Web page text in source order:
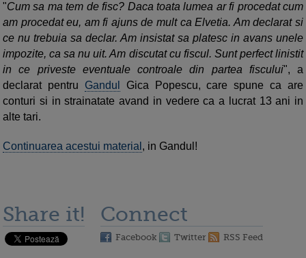
"Cum sa ma tem de fisc? Daca toata lumea ar fi procedat cum
am procedat eu, am fi ajuns de mult ca Elvetia. Am declarat si
ce nu trebuia sa declar. Am insistat sa platesc in avans unele
impozite, ca sa nu uit. Am discutat cu fiscul. Sunt perfect linistit
in ce priveste eventuale controale din partea fiscului", a
declarat pentru Gandul
Gica Popescu, care spune ca are
conturi si in strainatate avand in vedere ca a lucrat 13 ani in
alte tari.
Continuarea acestui material , in Gandul!
Share it! Connect
Facebook Twitter RSS Feed